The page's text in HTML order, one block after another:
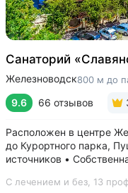
Санаторий
Железноводск800 м до
9.6 66 отзывов
Расположен в центре
до Курортного парка,
источников •
только здесь. Источник
С лечением и без, 13